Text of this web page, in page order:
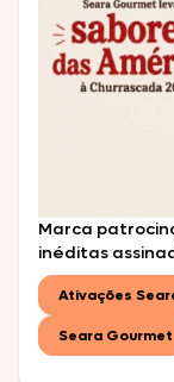
Marca
inéditas
sua conexão
durante o
Seara
2026, o maior
Ativações
Seara Gourmet